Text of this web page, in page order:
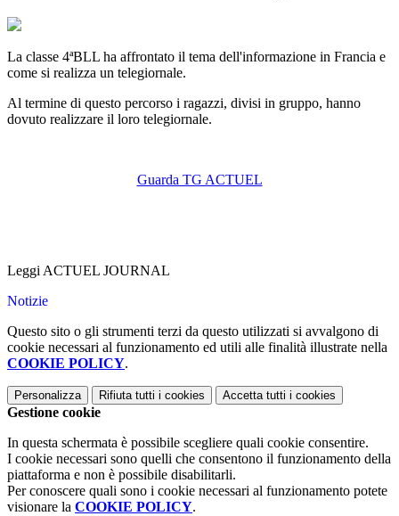
La classe 4ªBLL ha affrontato il tema dell'informazione in Francia e
come si realizza un telegiornale.
Al termine di questo percorso i ragazzi, divisi in gruppo, hanno
dovuto realizzare il loro telegiornale.
Guarda TG ACTUEL
Leggi ACTUEL JOURNAL
Notizie
Questo sito o gli strumenti terzi da questo utilizzati si avvalgono di
cookie necessari al funzionamento ed utili alle finalità illustrate nella
COOKIE POLICY.
Personalizza Rifiuta tutti i cookies Accetta tutti i cookies
Gestione cookie
In questa schermata è possibile scegliere quali cookie consentire.
I cookie necessari sono quelli che consentono il funzionamento della
piattaforma e non è possibile disabilitarli.
Per conoscere quali sono i cookie necessari al funzionamento potete
visionare la COOKIE POLICY.